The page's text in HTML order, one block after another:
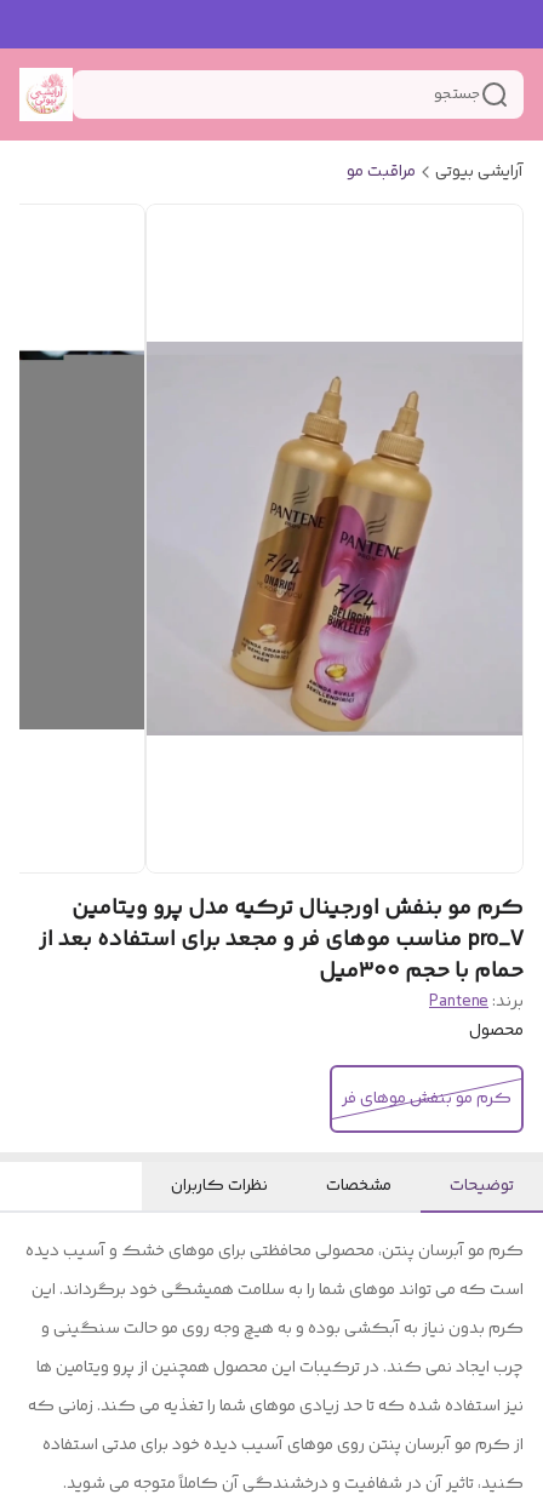
جستجو
آرایشی بیوتی مراقبت مو
کرم مو بنفش اورجینال ترکیه مدل پرو ویتامین
pro_V مناسب موهای فر و مجعد برای استفاده بعد از
حمام با حجم ۳۰۰میل
برند:Pantene
محصول
کرم مو‌ بنفش موهای فر
توضیحات مشخصات نظرات کاربران
کرم مو آبرسان پنتن، محصولی محافظتی برای موهای خشک و آسیب دیده
است که می تواند موهای شما را به سلامت همیشگی خود برگرداند. این
کرم بدون نیاز به آبکشی بوده و به هیچ وجه روی مو حالت سنگینی و
چرب ایجاد نمی کند. در ترکیبات این محصول همچنین از پرو ویتامین ها
نیز استفاده شده که تا حد زیادی موهای شما را تغذیه می کند. زمانی که
از کرم مو آبرسان پنتن روی موهای آسیب دیده خود برای مدتی استفاده
کنید، تاثیر آن در شفافیت و درخشندگی آن کاملاً متوجه می شوید.